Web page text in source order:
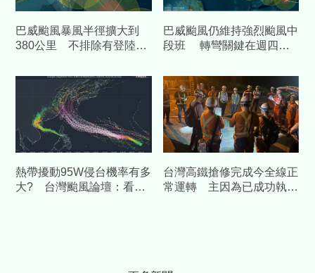
巴威颱風暴風半徑擴大到
380公里 不排除有登陸機
巴威颱風仍維持強烈颱風中
段班 轉彎關鍵在週四抵
熱帶擾動95W侵台機率有多
大? 台灣颱風論壇：看太
台灣高鐵搶修完成今全線正
常運轉 主因為已成功執行